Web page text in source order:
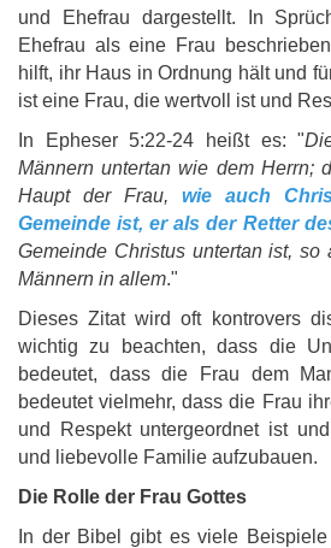
und Ehefrau dargestellt. In
Ehefrau als eine Frau
hilft, ihr Haus in Ordnung hält und
ist eine Frau, die wertvoll ist und
In Epheser 5:22-24 heißt es: "
Männern untertan wie dem Herrn;
Haupt der Frau, wie auch
Gemeinde ist, er als der Retter
Gemeinde Christus untertan ist, so
Männern in allem."
Dieses Zitat wird oft kontrovers
wichtig zu beachten, dass die
bedeutet, dass die Frau dem
bedeutet vielmehr, dass die Frau
und Respekt untergeordnet ist
und liebevolle Familie aufzubauen.
Die Rolle der Frau Gottes
In der Bibel gibt es viele